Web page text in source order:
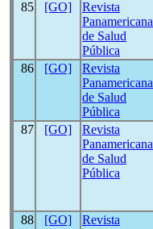
85 [GO]
Revista
Panamericana
de Salud
Pública
86 [GO]
Revista
Panamericana
de Salud
Pública
87 [GO]
Revista
Panamericana
de Salud
Pública
88 [GO]
Revista